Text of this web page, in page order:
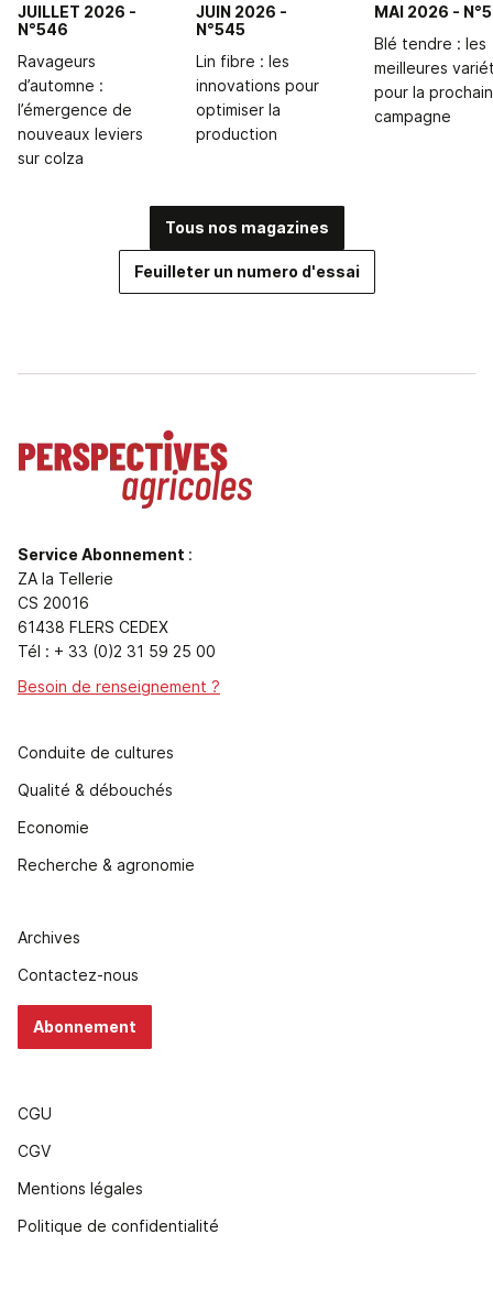
JUILLET 2026 -
N°546
Ravageurs
d’automne :
l’émergence de
nouveaux leviers
sur colza
JUIN 2026 -
N°545
Lin fibre : les
innovations pour
optimiser la
production
MAI 2026 -
Blé tendre : les
meilleures
pour la
campagne
Tous nos magazines
Feuilleter un numero d'essai
Service Abonnement :
ZA la Tellerie
CS 20016
61438 FLERS CEDEX
Tél : + 33 (0)2 31 59 25 00
Besoin de renseignement ?
Conduite de cultures
Qualité & débouchés
Economie
Recherche & agronomie
Archives
Contactez-nous
Abonnement
CGU
CGV
Mentions légales
Politique de confidentialité